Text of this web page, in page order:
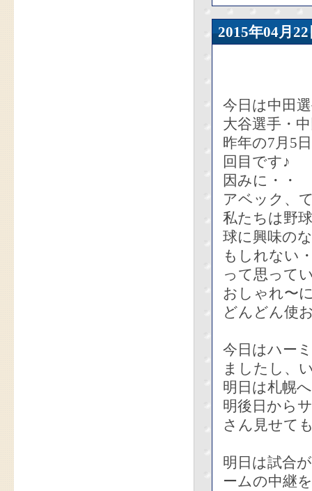
2015年04
今日は中田
大谷選手・
昨年の7月5
回目です♪
因みに・・
アベック、
私たちは野
球に興味の
もしれない
って思って
おしゃれ〜
どんどん使
今日はハー
ましたし、
明日は札幌
明後日から
さん見せて
明日は試合
ームの中継